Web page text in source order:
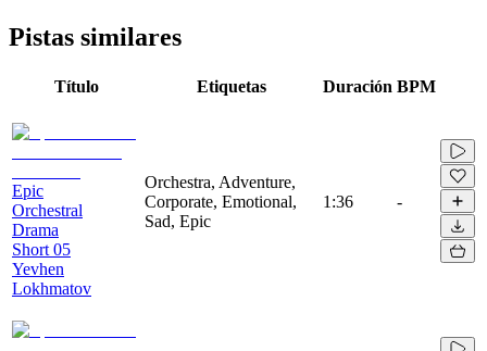
Pistas similares
Título Etiquetas Duración BPM
Epic
Orchestral
Drama
Short 05
Yevhen
Lokhmatov
Orchestra, Adventure,
Corporate, Emotional,
Sad, Epic
1:36 -